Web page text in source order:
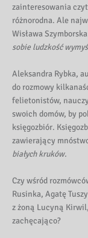
zainteresowania
różnorodna. Ale
Wisława Szymborska
sobie ludzkość
Aleksandra Rybka,
do rozmowy
felietonistów,
swoich domów, by
księgozbiór.
zawierający
białych kruków.
Czy wśród
Rusinka, Agatę
z żoną Lucyną
zachęcająco?